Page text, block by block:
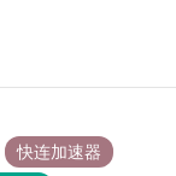
快连加速器